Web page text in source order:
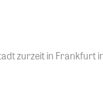
zurzeit in Frankfurt